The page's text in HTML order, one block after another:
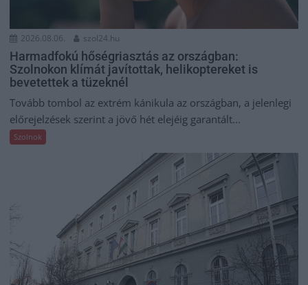
2026.08.06. szol24.hu
Harmadfokú hőségriasztás az országban:
Szolnokon klímát javítottak, helikoptereket is
bevetettek a tüzeknél
Tovább tombol az extrém kánikula az országban, a jelenlegi
előrejelzések szerint a jövő hét elejéig garantált...
Szolnok